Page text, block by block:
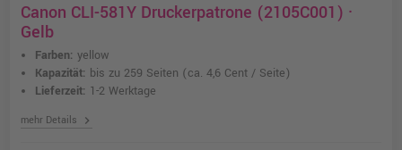
Canon CLI-581Y Druckerpatrone (2105C001) ·
Gelb
Farben: yellow
Kapazität: bis zu 259 Seiten (ca. 4,6 Cent / Seite)
Lieferzeit: 1-2 Werktage
mehr Details chevron_right